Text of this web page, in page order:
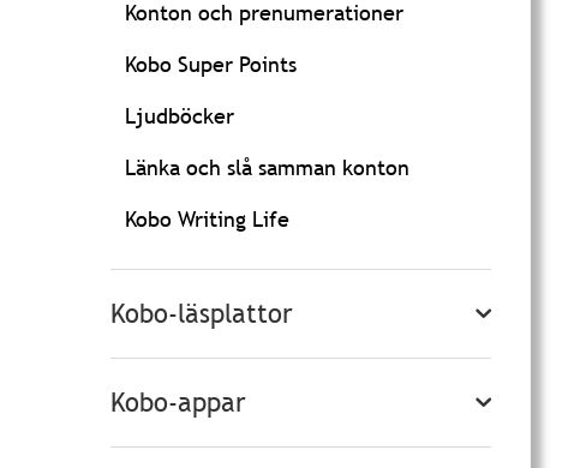
Konton och prenumerationer
Kobo Super Points
Ljudböcker
Länka och slå samman konton
Kobo Writing Life
Kobo-läsplattor
Kobo-appar